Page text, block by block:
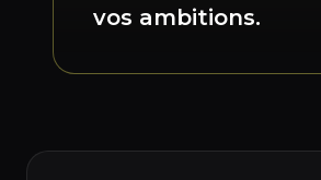
vos ambitions.